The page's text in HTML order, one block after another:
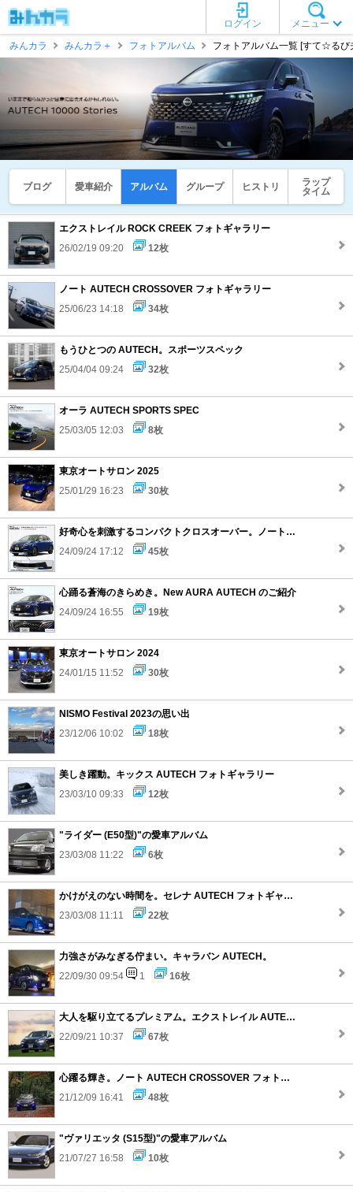
メニュー
ログイン
みんカラ
みんカラ＋ フォトアルバム フォトアルバム一覧 [すて☆るび
ブログ 愛車紹介 アルバム グループ ヒストリ
ラップ
タイム
エクストレイル ROCK CREEK フォトギャラリー
26/02/19 09:20
12枚
ノート AUTECH CROSSOVER フォトギャラリー
25/06/23 14:18
34枚
もうひとつの AUTECH。スポーツスペック
25/04/04 09:24
32枚
オーラ AUTECH SPORTS SPEC
25/03/05 12:03
8枚
東京オートサロン 2025
25/01/29 16:23
30枚
好奇心を刺激するコンパクトクロスオーバー。ノート AUTECH CROSSOVER のご紹介
24/09/24 17:12
45枚
心踊る蒼海のきらめき。New AURA AUTECH のご紹介
24/09/24 16:55
19枚
東京オートサロン 2024
24/01/15 11:52
30枚
NISMO Festival 2023の思い出
23/12/06 10:02
18枚
美しき躍動。キックス AUTECH フォトギャラリー
23/03/10 09:33
12枚
"ライダー (E50型)"の愛車アルバム
23/03/08 11:22
6枚
かけがえのない時間を。セレナ AUTECH フォトギャラリー
23/03/08 11:11
22枚
力強さがみなぎる佇まい。キャラバン AUTECH。
22/09/30 09:54
1 16枚
大人を駆り立てるプレミアム。エクストレイル AUTECH フォトギャラリー
22/09/21 10:37
67枚
心躍る輝き。ノート AUTECH CROSSOVER フォトギャラリー
21/12/09 16:41
48枚
"ヴァリエッタ (S15型)"の愛車アルバム
21/07/27 16:58
10枚